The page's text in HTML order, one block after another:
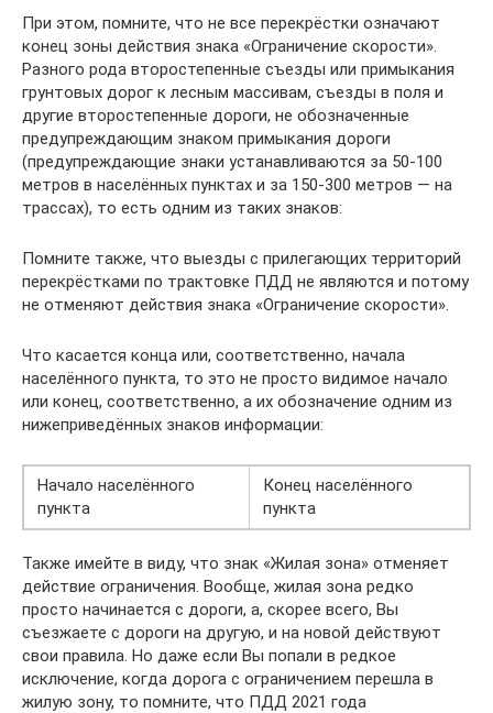
При этом, помните, что не все перекрёстки означают
конец зоны действия знака «Ограничение скорости».
Разного рода второстепенные съезды или примыкания
грунтовых дорог к лесным массивам, съезды в поля и
другие второстепенные дороги, не обозначенные
предупреждающим знаком примыкания дороги
(предупреждающие знаки устанавливаются за 50-100
метров в населённых пунктах и за 150-300 метров — на
трассах), то есть одним из таких знаков:
Помните также, что выезды с прилегающих территорий
перекрёстками по трактовке ПДД не являются и потому
не отменяют действия знака «Ограничение скорости».
Что касается конца или, соответственно, начала
населённого пункта, то это не просто видимое начало
или конец, соответственно, а их обозначение одним из
нижеприведённых знаков информации:
Начало населённого
пункта
Конец населённого
пункта
Также имейте в виду, что знак «Жилая зона» отменяет
действие ограничения. Вообще, жилая зона редко
просто начинается с дороги, а, скорее всего, Вы
съезжаете с дороги на другую, и на новой действуют
свои правила. Но даже если Вы попали в редкое
исключение, когда дорога с ограничением перешла в
жилую зону, то помните, что ПДД 2021 года